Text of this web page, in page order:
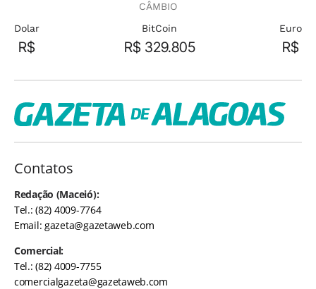
CÂMBIO
Dolar
R$
BitCoin
R$ 329.805
Euro
R$
Contatos
Redação (Maceió):
Tel.: (82) 4009-7764
Email:gazeta@gazetaweb.com
Comercial:
Tel.: (82) 4009-7755
comercialgazeta@gazetaweb.com